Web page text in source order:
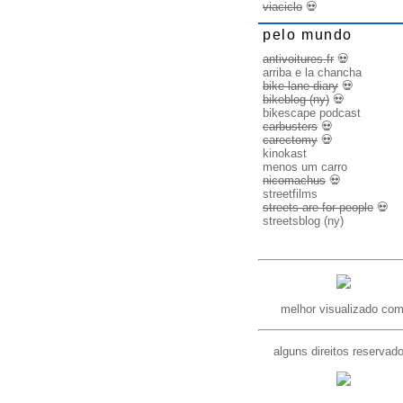
viaciclo 💀
pelo mundo
antivoitures.fr 💀
arriba e la chancha
bike lane diary 💀
bikeblog (ny) 💀
bikescape podcast
carbusters 💀
carectomy 💀
kinokast
menos um carro
nicomachus 💀
streetfilms
streets are for people 💀
streetsblog (ny)
melhor visualizado
alguns direitos